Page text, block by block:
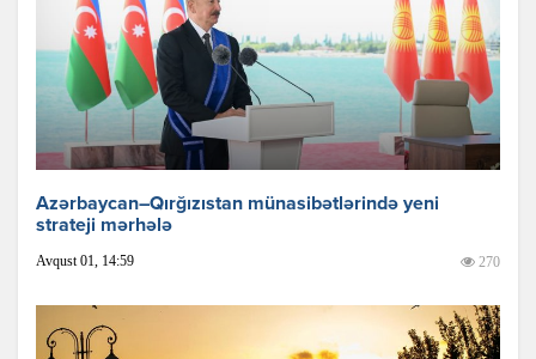
Azərbaycan–Qırğızıstan münasibətlərində yeni
strateji mərhələ
Avqust 01, 14:59 270